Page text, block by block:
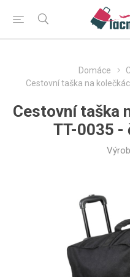
Domáce
Cestovní taška na
Cestovní taška
TT-0035 -